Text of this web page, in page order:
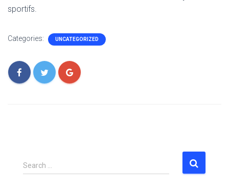
sportifs.
Categories: UNCATEGORIZED
S
e
Search …